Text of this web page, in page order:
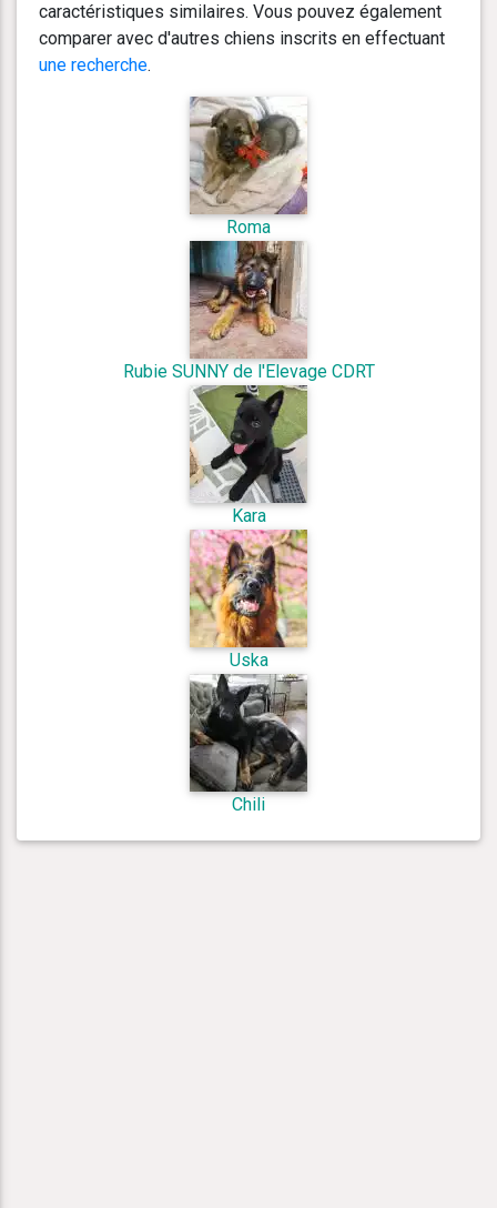
caractéristiques similaires. Vous pouvez également
comparer avec d'autres chiens inscrits en effectuant
une recherche.
Roma
Rubie SUNNY de l'Elevage CDRT
Kara
Uska
Chili